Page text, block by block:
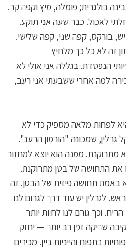
בולגרית; פומלה, מיץ וקפה קר.
לאכול. כבר שעה אני תוקע.
בורקס, קפה שני, קפה שלישי.
זה לא כל כך מלחיץ
הנפסדת. בגללה אני אולי לא
למה אחרי ששבעתי אני רעב,
לפחות מלאה מספיק כדי לא
גְרֶלין, שמכונה "הורמון הרעב".
מתרוקנת. ממנה הוא יוצא למחזור
את התחושה של בטן מתרוקנת.
באמת תחושה פיזית של הבטן. זה
לגרלין יש עוד דרך לגרום לנו
וכך גורם לנו לחוות יותר
שריקה זמן רב יותר — יחזק
בתפוח והייניות ביין. מכירים